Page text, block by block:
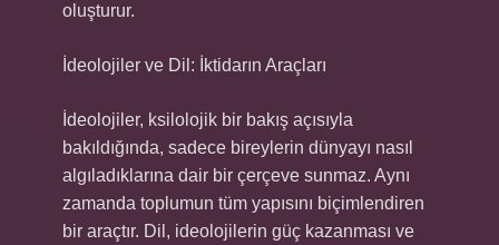
oluşturur.
İdeolojiler ve Dil: İktidarın Araçları
İdeolojiler, ksilolojik bir bakış açısıyla
bakıldığında, sadece bireylerin dünyayı nasıl
algıladıklarına dair bir çerçeve sunmaz. Aynı
zamanda toplumun tüm yapısını biçimlendiren
bir araçtır. Dil, ideolojilerin güç kazanması ve